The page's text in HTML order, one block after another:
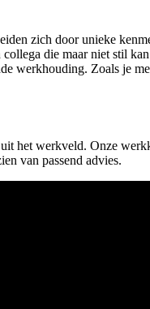
zich door unieke
die maar niet stil
werkhouding. Zoals je
het werkveld. Onze
van passend advies.